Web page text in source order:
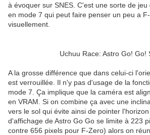
à évoquer sur SNES. C'est une sorte de
en mode 7 qui peut faire penser un peu a
visuellement.
Uchuu Race: Astro Go! Go!
A la grosse différence que dans celui-ci
est verrouillée. Il n'y pas d'usage de la
mode 7. Ça implique que la caméra est
en VRAM. Si on combine ça avec une
vers le sol qui évite ainsi de pointer
d'affichage de Astro Go Go se limite à 223
contre 656 pixels pour F-Zero) alors on